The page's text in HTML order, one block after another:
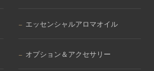
エッセンシャルアロマオイル
オプション＆アクセサリー